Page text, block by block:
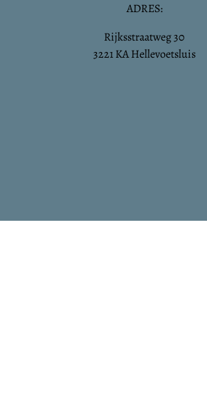
ADRES:
Rijksstraatweg 30
3221 KA Hellevoetsluis